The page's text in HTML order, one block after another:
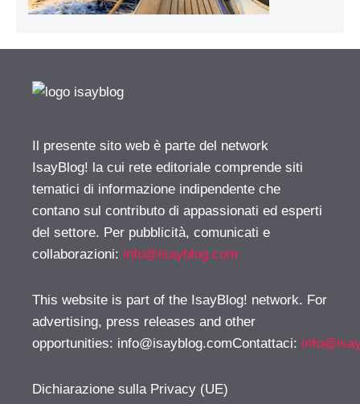
Il presente sito web è parte del network
IsayBlog! la cui rete editoriale comprende siti
tematici di informazione indipendente che
contano sul contributo di appassionati ed esperti
del settore. Per pubblicità, comunicati e
collaborazioni: info@isayblog.com
This website is part of the IsayBlog! network. For
advertising, press releases and other
opportunities: info@isayblog.comContattaci:
Dichiarazione sulla Privacy (UE)